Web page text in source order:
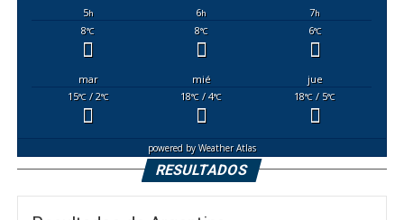
5h 6h 7h
8°C 8°C 6°C
mar mié
jue
15°C/ 2°C 18°C / 4°C 18°C / 5°C
powered byWeather Atlas
RESULTADOS